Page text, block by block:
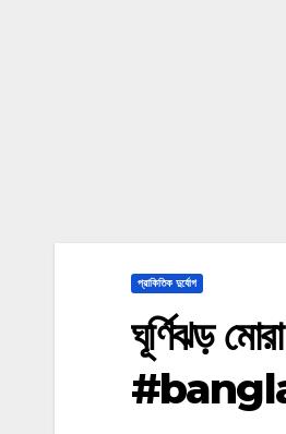
প্রাকিতিক দুর্যোগ
ঘূর্ণিঝড়